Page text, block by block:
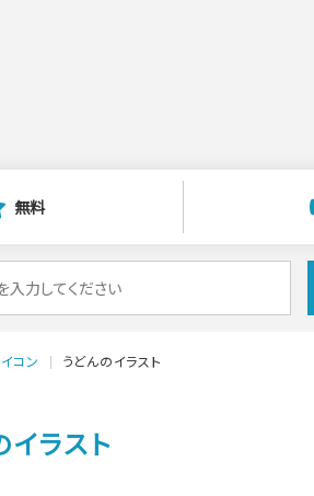
無料
コン うどんのイラスト
イラスト